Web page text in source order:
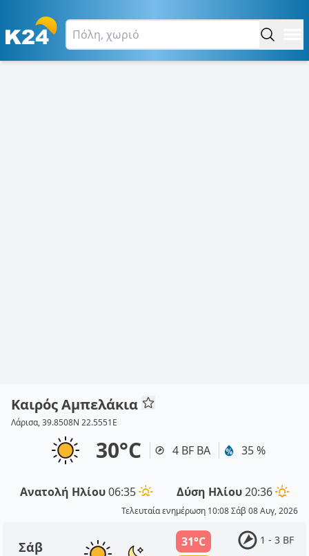
Καιρός Αμπελάκια
Λάρισα, 39.8508N 22.5551E
30°C 4 BF ΒΑ 35 %
Ανατολή Ηλίου06:35 Δύση Ηλίου20:36
Τελευταία ενημέρωση 10:08 Σάβ 08 Αυγ, 2026
Σάβ
31°C
1 - 3 BF